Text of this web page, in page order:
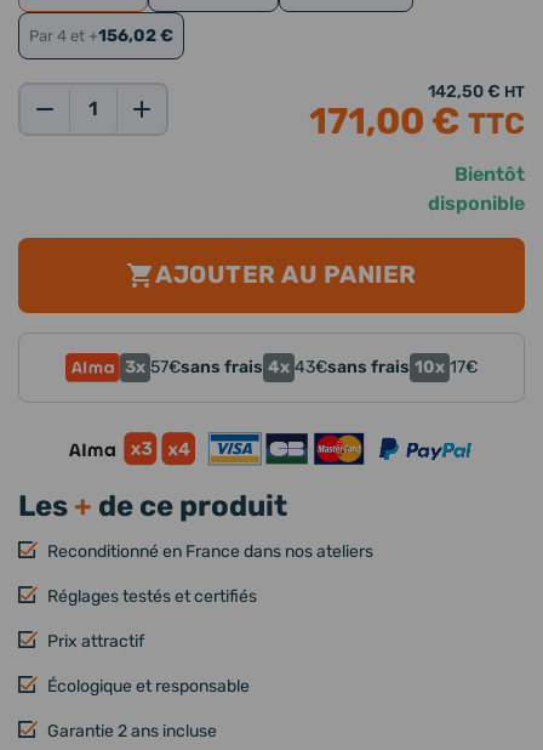
Les+ de ce produit
Reconditionné en France dans nos ateliers
Réglages testés et certifiés
Prix attractif
Écologique et responsable
Garantie 2 ans incluse
Bientôt
disponible
Par 4 et +156,02 €
142,50 € HT
171,00 € TTC
AJOUTER AU PANIER
3x 57€sans frais 4x 43€sans frais 10x 17€